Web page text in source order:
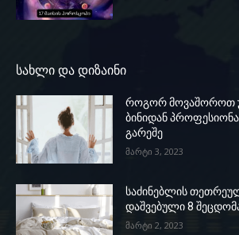
სახლი და დიზაინი
როგორ მოვაშოროთ
ბინიდან
გარეშე
მარტი 3, 2023
საძინებლის
დაშვებული 8
მარტი 2, 2023